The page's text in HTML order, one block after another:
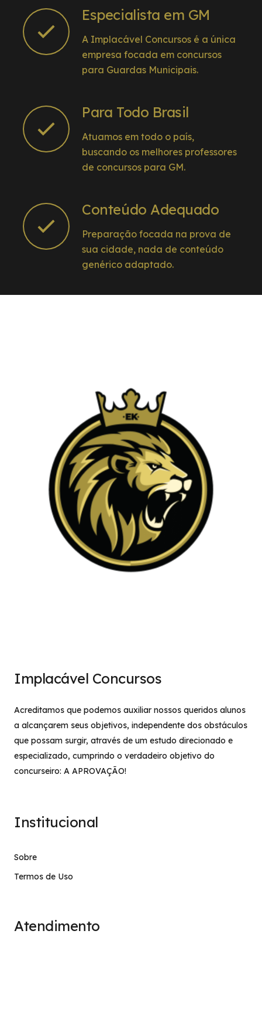
Especialista em GM
A Implacável Concursos é a única
empresa focada em concursos
para Guardas Municipais.
Para Todo Brasil
Atuamos em todo o país,
buscando os melhores professores
de concursos para GM.
Conteúdo Adequado
Preparação focada na prova de
sua cidade, nada de conteúdo
genérico adaptado.
Implacável Concursos
Acreditamos que podemos auxiliar nossos queridos alunos
a alcançarem seus objetivos, independente dos obstáculos
que possam surgir, através de um estudo direcionado e
especializado, cumprindo o verdadeiro objetivo do
concurseiro: A APROVAÇÃO!
Institucional
Sobre
Termos de Uso
Atendimento